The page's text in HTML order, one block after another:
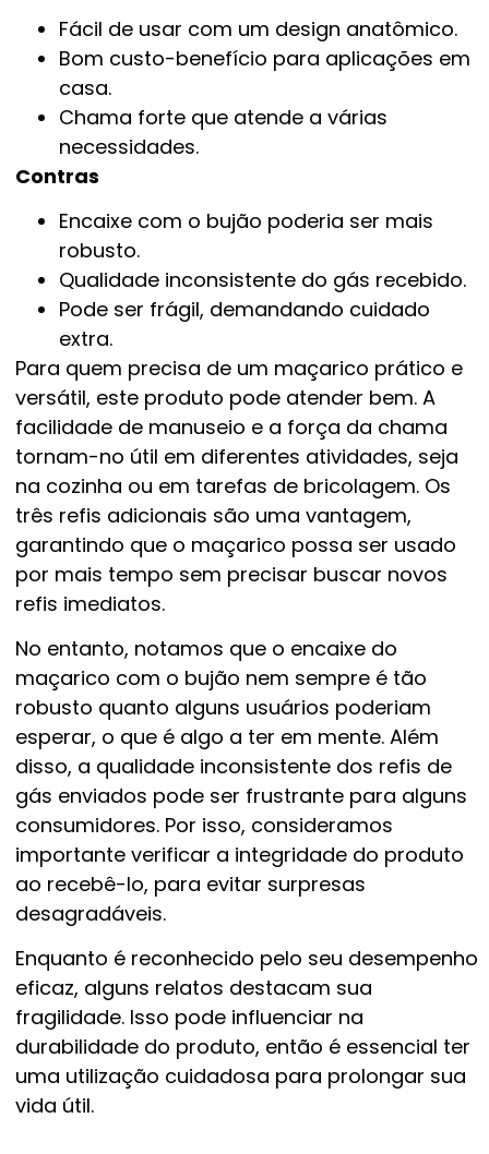
Fácil de usar com um design anatômico.
Bom custo-benefício para aplicações em
casa.
Chama forte que atende a várias
necessidades.
Contras
Encaixe com o bujão poderia ser mais
robusto.
Qualidade inconsistente do gás recebido.
Pode ser frágil, demandando cuidado
extra.
Para quem precisa de um maçarico prático e
versátil, este produto pode atender bem. A
facilidade de manuseio e a força da chama
tornam-no útil em diferentes atividades, seja
na cozinha ou em tarefas de bricolagem. Os
três refis adicionais são uma vantagem,
garantindo que o maçarico possa ser usado
por mais tempo sem precisar buscar novos
refis imediatos.
No entanto, notamos que o encaixe do
maçarico com o bujão nem sempre é tão
robusto quanto alguns usuários poderiam
esperar, o que é algo a ter em mente. Além
disso, a qualidade inconsistente dos refis de
gás enviados pode ser frustrante para alguns
consumidores. Por isso, consideramos
importante verificar a integridade do produto
ao recebê-lo, para evitar surpresas
desagradáveis.
Enquanto é reconhecido pelo seu desempenho
eficaz, alguns relatos destacam sua
fragilidade. Isso pode influenciar na
durabilidade do produto, então é essencial ter
uma utilização cuidadosa para prolongar sua
vida útil.